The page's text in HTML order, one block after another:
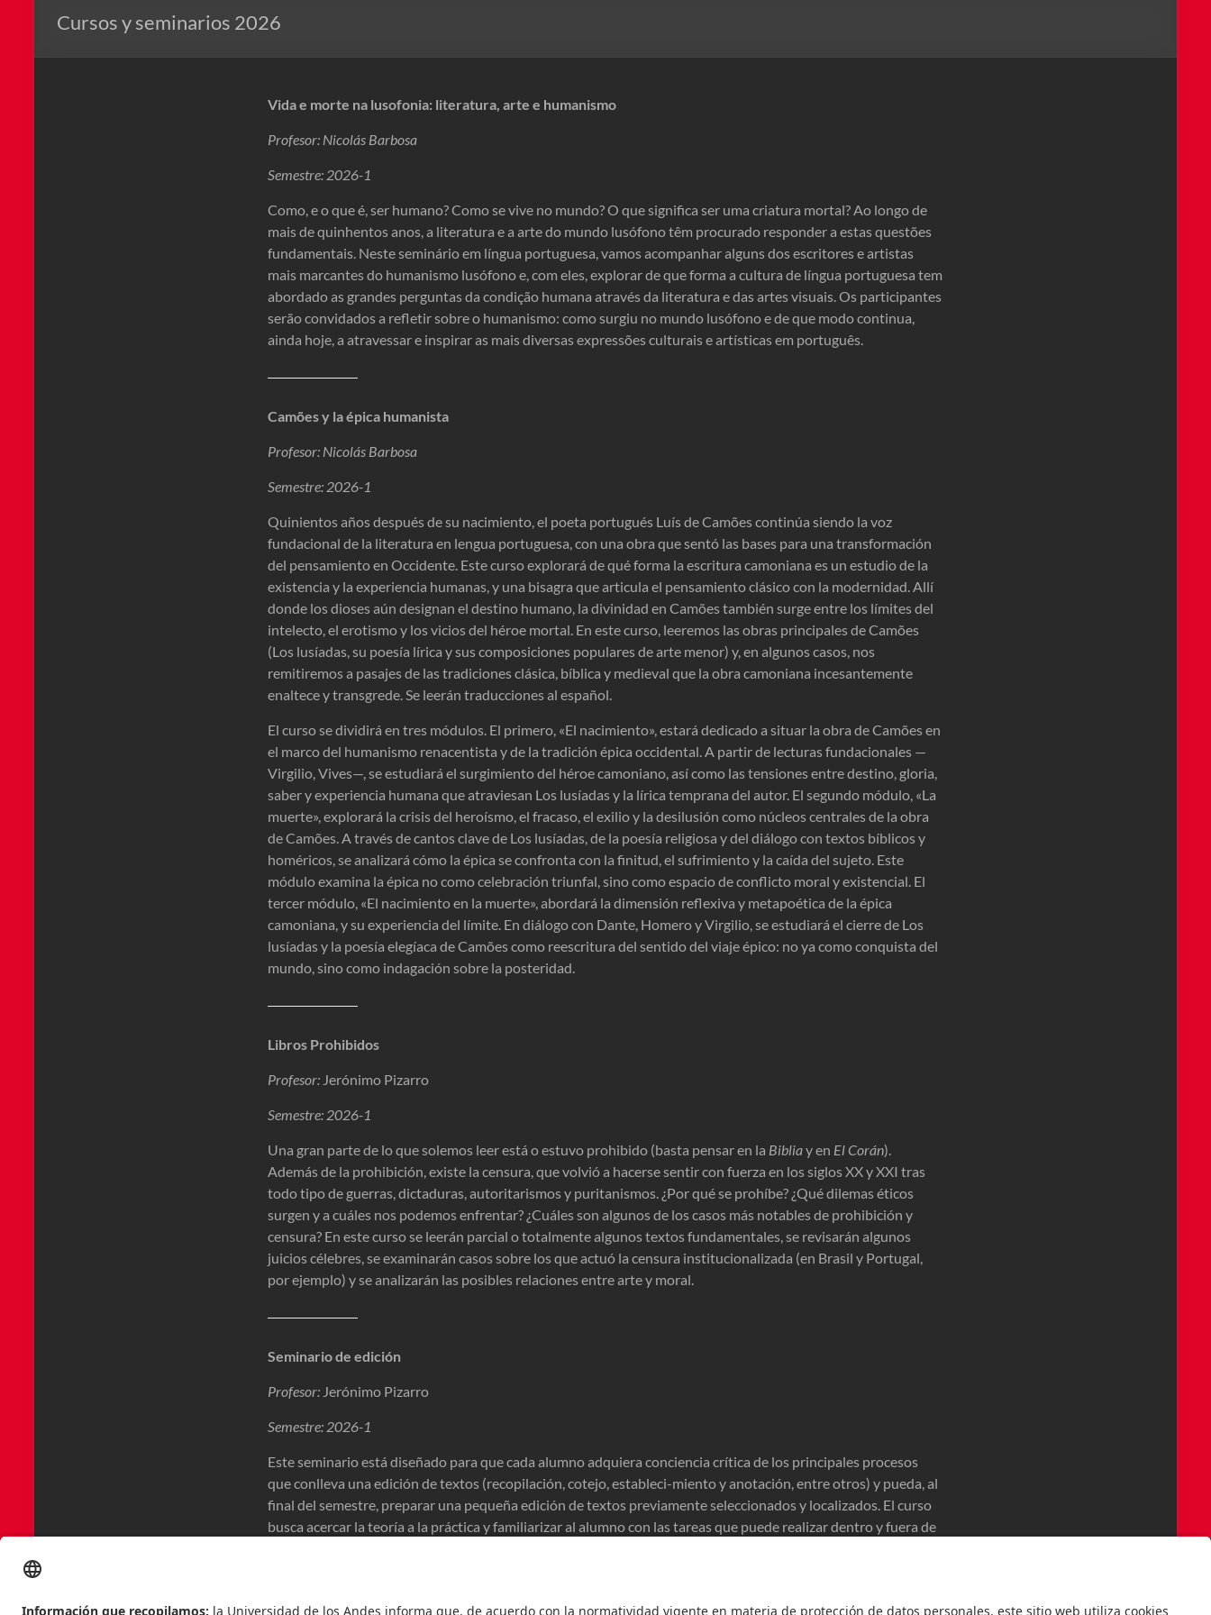
Cursos y seminarios 2026
Vida e morte na lusofonia: literatura, arte e humanismo
Profesor: Nicolás Barbosa
Semestre: 2026-1
Como, e o que é, ser humano? Como se vive no mundo? O que significa ser uma criatura mortal? Ao longo de
mais de quinhentos anos, a literatura e a arte do mundo lusófono têm procurado responder a estas questões
fundamentais. Neste seminário em língua portuguesa, vamos acompanhar alguns dos escritores e artistas
mais marcantes do humanismo lusófono e, com eles, explorar de que forma a cultura de língua portuguesa tem
abordado as grandes perguntas da condição humana através da literatura e das artes visuais. Os participantes
serão convidados a refletir sobre o humanismo: como surgiu no mundo lusófono e de que modo continua,
ainda hoje, a atravessar e inspirar as mais diversas expressões culturais e artísticas em português.
Camões y la épica humanista
Profesor: Nicolás Barbosa
Semestre: 2026-1
Quinientos años después de su nacimiento, el poeta portugués Luís de Camões continúa siendo la voz
fundacional de la literatura en lengua portuguesa, con una obra que sentó las bases para una transformación
del pensamiento en Occidente. Este curso explorará de qué forma la escritura camoniana es un estudio de la
existencia y la experiencia humanas, y una bisagra que articula el pensamiento clásico con la modernidad. Allí
donde los dioses aún designan el destino humano, la divinidad en Camões también surge entre los límites del
intelecto, el erotismo y los vicios del héroe mortal. En este curso, leeremos las obras principales de Camões
(Los lusíadas, su poesía lírica y sus composiciones populares de arte menor) y, en algunos casos, nos
remitiremos a pasajes de las tradiciones clásica, bíblica y medieval que la obra camoniana incesantemente
enaltece y transgrede. Se leerán traducciones al español.
El curso se dividirá en tres módulos. El primero, «El nacimiento», estará dedicado a situar la obra de Camões en
el marco del humanismo renacentista y de la tradición épica occidental. A partir de lecturas fundacionales —
Virgilio, Vives—, se estudiará el surgimiento del héroe camoniano, así como las tensiones entre destino, gloria,
saber y experiencia humana que atraviesan Los lusíadas y la lírica temprana del autor. El segundo módulo, «La
muerte», explorará la crisis del heroísmo, el fracaso, el exilio y la desilusión como núcleos centrales de la obra
de Camões. A través de cantos clave de Los lusíadas, de la poesía religiosa y del diálogo con textos bíblicos y
homéricos, se analizará cómo la épica se confronta con la finitud, el sufrimiento y la caída del sujeto. Este
módulo examina la épica no como celebración triunfal, sino como espacio de conflicto moral y existencial. El
tercer módulo, «El nacimiento en la muerte», abordará la dimensión reflexiva y metapoética de la épica
camoniana, y su experiencia del límite. En diálogo con Dante, Homero y Virgilio, se estudiará el cierre de Los
lusíadas y la poesía elegíaca de Camões como reescritura del sentido del viaje épico: no ya como conquista del
mundo, sino como indagación sobre la posteridad.
Libros Prohibidos
Profesor: Jerónimo Pizarro
Semestre: 2026-1
Una gran parte de lo que solemos leer está o estuvo prohibido (basta pensar en la Bibliay en El Corán).
Además de la prohibición, existe la censura, que volvió a hacerse sentir con fuerza en los siglos XX y XXI tras
todo tipo de guerras, dictaduras, autoritarismos y puritanismos. ¿Por qué se prohíbe? ¿Qué dilemas éticos
surgen y a cuáles nos podemos enfrentar? ¿Cuáles son algunos de los casos más notables de prohibición y
censura? En este curso se leerán parcial o totalmente algunos textos fundamentales, se revisarán algunos
juicios célebres, se examinarán casos sobre los que actuó la censura institucionalizada (en Brasil y Portugal,
por ejemplo) y se analizarán las posibles relaciones entre arte y moral.
Seminario de edición
Profesor: Jerónimo Pizarro
Semestre: 2026-1
Este seminario está diseñado para que cada alumno adquiera conciencia crítica de los principales procesos
que conlleva una edición de textos (recopilación, cotejo, estableci-miento y anotación, entre otros) y pueda, al
final del semestre, preparar una pequeña edición de textos previamente seleccionados y localizados. El curso
busca acercar la teoría a la práctica y familiarizar al alumno con las tareas que puede realizar dentro y fuera de